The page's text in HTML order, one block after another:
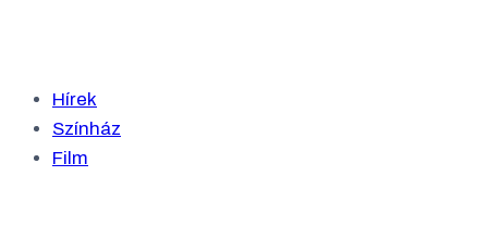
Hírek
Színház
Film